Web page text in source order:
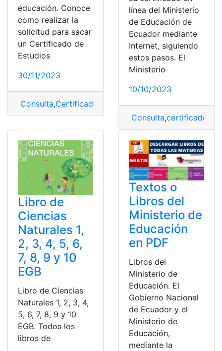
educación. Conoce
como realizar la
solicitud para sacar
un Certificado de
Estudios
30/11/2023
Consulta,Certificado Ministerio,Ministerio de
línea del Ministerio
de Educación de
Ecuador mediante
Internet, siguiendo
estos pasos. El
Ministerio
10/10/2023
Consulta,certificados
Libro de
Ciencias
Naturales 1,
2, 3, 4, 5, 6,
7, 8, 9 y 10
EGB
Libro de Ciencias
Naturales 1, 2, 3, 4,
5, 6, 7, 8, 9 y 10
EGB. Todos los
libros de
Textos o
Libros del
Ministerio de
Educación
en PDF
Libros del
Ministerio de
Educación. El
Gobierno Nacional
de Ecuador y el
Ministerio de
Educación,
mediante la